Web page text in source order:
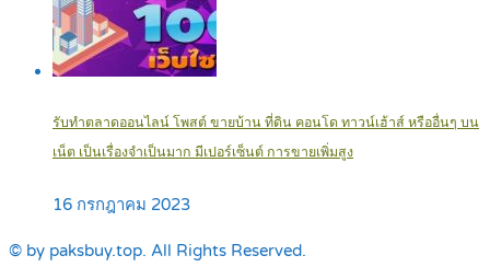
รับทำตลาดออนไลน์ โพสต์ ขายบ้าน ที่ดิน คอนโด ทาวน์เฮ้าส์ หรืออื่นๆ บน
เน็ต เป็นเรื่องจำเป็นมาก มีเปอร์เซ็นต์ การขายเพิ่มสูง
16 กรกฎาคม 2023
© by paksbuy.top. All Rights Reserved.